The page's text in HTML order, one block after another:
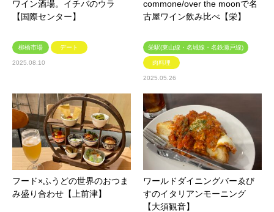
ワイン酒場。イチバのウラ
【国際センター】
柳橋市場 デート
2025.08.10
commone/over the moonで名
古屋ワイン飲み比べ【栄】
栄駅(東山線・名城線・名鉄瀬戸線)
肉料理
2025.05.26
フード×ふうどの世界のおつま
み盛り合わせ【上前津】
ワールドダイニングバーゑび
すのイタリアンモーニング
【大須観音】